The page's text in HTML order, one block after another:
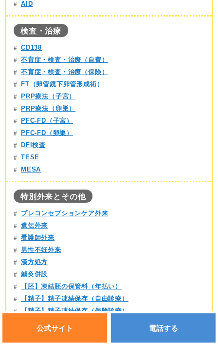
AID
検査・治療
CD138
不育症・検査・治療（自費）
不育症・検査・治療（保険）
FT（卵管鏡下卵管形成術）
PRP療法（子宮）
PRP療法（卵巣）
PFC-FD（子宮）
PFC-FD（卵巣）
DFI検査
TESE
MESA
特別外来とその他
プレコンセプションケア外来
遺伝外来
看護師外来
男性不妊外来
漢方処方
鍼灸併設
【胚】凍結胚の保管料（年払い）
【精子】精子凍結保存（自由診療）
【精子】精子凍結保存（保険診療）
【胚】他院からの凍結胚受け入れ可
公式サイト 電話する